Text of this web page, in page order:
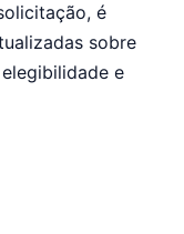
é
sobre
e